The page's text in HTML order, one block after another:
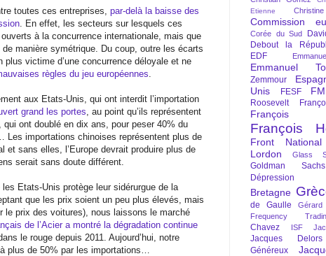
toutes ces entreprises, par-delà la baisse des
. En effet, les secteurs sur lesquels ces
à la concurrence internationale, mais que
manière symétrique. Du coup, outre les écarts
victime d’une concurrence déloyale et ne
règles du jeu européennes
aux Etats-Unis, qui ont interdit l’importation
grand les portes , au point qu’ils représentent
ont doublé en dix ans, pour peser 40% du
Les importations chinoises représentent plus de
et sans elles, l’Europe devrait produire plus de
serait sans doute différent.
Etats-Unis protège leur sidérurgue de la
que les prix soient un peu plus élevés, mais
le prix des voitures), nous laissons le marché
de l’Acier a montré la dégradation continue
le rouge depuis 2011. Aujourd’hui, notre
plus de 50% par les importations…
Etienne
Commission
Corée du Sud
Debout la
EDF
Emmanuel
Zemmour
Unis
FESF
Roosevelt
François
François
Front National
Lordon
Glass
Goldman Sachs
Dépression
Bretagne
de Gaulle
Frequency
Chavez
ISF
Jacques Delors
Généreux